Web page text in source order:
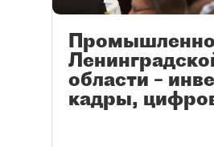
области –
кадры,